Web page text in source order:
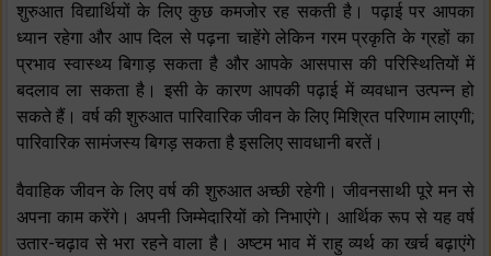
शुरुआत विद्यार्थियों के लिए कुछ कमजोर रह सकती है। पढ़ाई पर आपका
ध्यान रहेगा और आप दिल से पढ़ना चाहेंगे लेकिन गरम प्रकृति के ग्रहों का
प्रभाव स्वास्थ्य बिगाड़ सकता है और आपके आसपास की परिस्थितियों में
बदलाव ला सकता है। इसी के कारण आपकी पढ़ाई में व्यवधान उत्पन्न हो
सकते हैं। वर्ष की शुरुआत पारिवारिक जीवन के लिए मिश्रित परिणाम लाएगी;
पारिवारिक सामंजस्य बिगड़ सकता है इसलिए सावधानी बरतें।
वैवाहिक जीवन के लिए वर्ष की शुरुआत अच्छी रहेगी। जीवनसाथी पूरे मन से
अपना काम करेंगे। अपनी जिम्मेदारियों को निभाएंगे। आर्थिक रूप से यह वर्ष
उतार-चढ़ाव से भरा रहने वाला है। अष्टम भाव में राहु व्यर्थ का खर्च बढ़ाएंगे